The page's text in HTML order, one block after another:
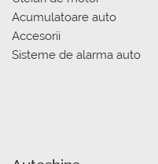
Acumulatoare auto
Accesorii
Sisteme de alarma auto